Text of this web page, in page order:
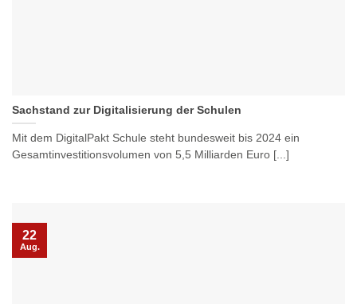
Sachstand zur Digitalisierung der Schulen
Mit dem DigitalPakt Schule steht bundesweit bis 2024 ein
Gesamtinvestitionsvolumen von 5,5 Milliarden Euro [...]
22
Aug.